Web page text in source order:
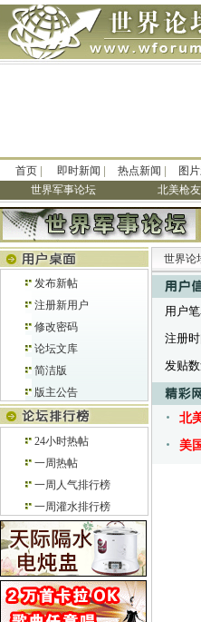
首页 | 即时新闻 | 热点新闻 | 图
世界军事论坛
北美枪
发布新帖
注册新用户
修改密码
论坛文库
简洁版
版主公告
24小时热帖
一周热帖
一周人气排行榜
一周灌水排行榜
世界论
用户
注册
发贴
北
美